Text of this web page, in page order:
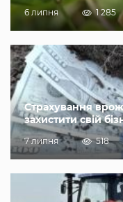
6 липня 1 285
Страхування
захистити свій
7 липня 518